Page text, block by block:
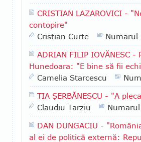
CRISTIAN LAZAROVICI -
contopire"
Cristian Curte
Numarul
ADRIAN FILIP IOVĂNESC
Hunedoara: "E bine să fii
Camelia Starcescu
TIA ŞERBĂNESCU - "A
Claudiu Tarziu
DAN DUNGACIU -
al ei de politică externă: